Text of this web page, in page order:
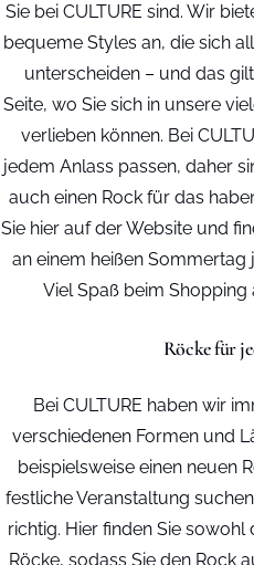
Sie bei CULTURE sind. Wir
bequeme Styles an, die sich
unterscheiden – und das
Seite, wo Sie sich in unsere
verlieben können. Bei
jedem Anlass passen, daher
auch einen Rock für das
Sie hier auf der Website und
an einem heißen Sommertag
Viel Spaß beim
Röcke für
Bei CULTURE haben wir
verschiedenen Formen und
beispielsweise einen neuen
festliche Veranstaltung
richtig. Hier finden Sie
Röcke, sodass Sie den Rock